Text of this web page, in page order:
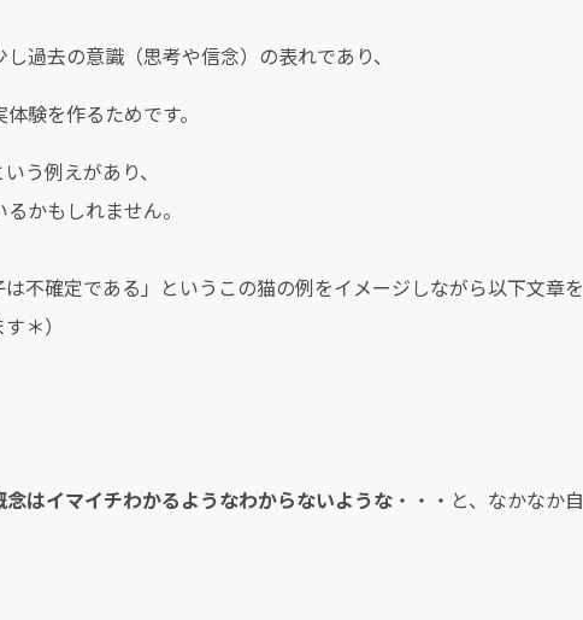
過去の意識（思考や信念）の表れであり、
験を作るためです。
う例えがあり、
かもしれません。
不確定である」というこの猫の例をイメージしながら以下文章を
＊）
はイマイチわかるようなわからないような ・・・と、なかなか自